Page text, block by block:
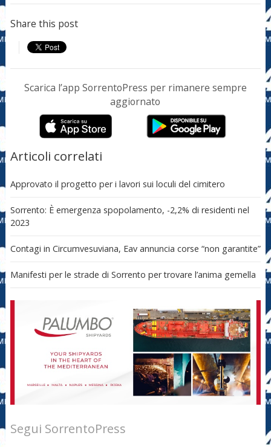
Share this post
Scarica l’app SorrentoPress per rimanere sempre
aggiornato
Articoli correlati
Approvato il progetto per i lavori sui loculi del cimitero
Sorrento: È emergenza spopolamento, -2,2% di residenti nel
2023
Contagi in Circumvesuviana, Eav annuncia corse “non garantite”
Manifesti per le strade di Sorrento per trovare l’anima gemella
Segui SorrentoPress